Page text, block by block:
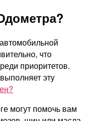
что
приоритетов.
эту
могут помочь вам